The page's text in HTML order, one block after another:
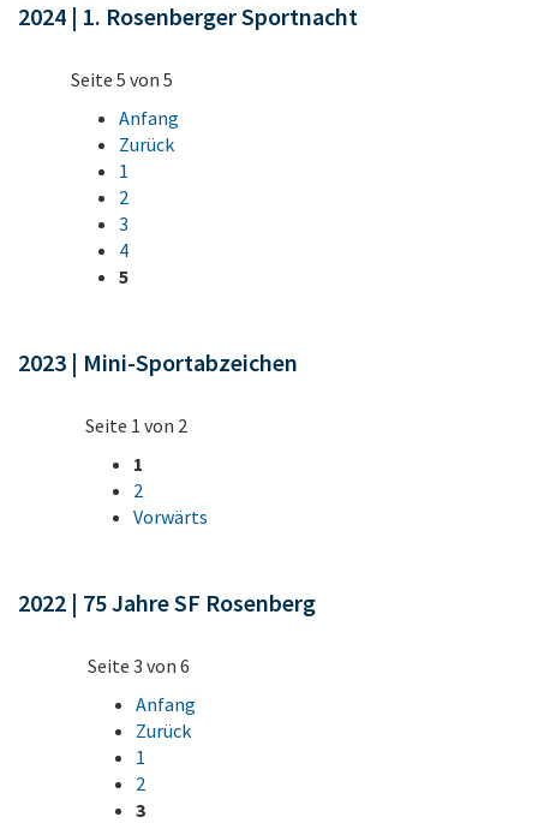
2024 | 1. Rosenberger Sportnacht
Seite 5 von 5
Anfang
Zurück
1
2
3
4
5
2023 | Mini-Sportabzeichen
Seite 1 von 2
1
2
Vorwärts
2022 | 75 Jahre SF Rosenberg
Seite 3 von 6
Anfang
Zurück
1
2
3